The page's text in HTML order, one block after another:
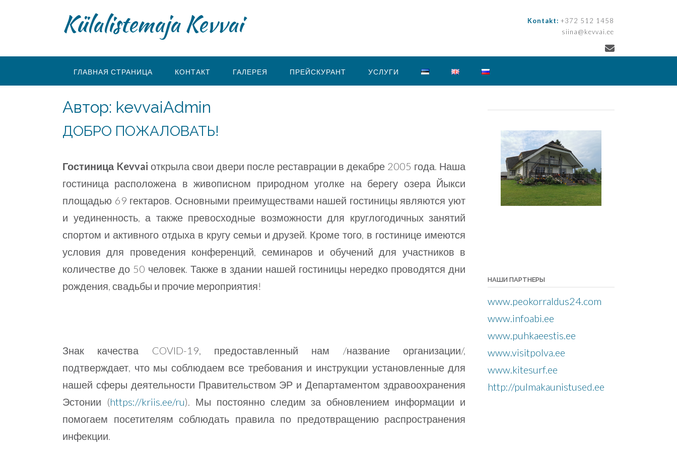
Külalistemaja Kevvai Kontakt: +372 512 1458
siina@kevvai.ee
ГЛАВНАЯ СТРАНИЦА КОНТАКТ ГАЛЕРЕЯ ПРЕЙСКУРАНТ УСЛУГИ
Автор: kevvaiAdmin
ДОБРО ПОЖАЛОВАТЬ!
Гостиница Kevvai открыла свои двери после реставрации в декабре 2005 года. Наша
гостиница расположена в живописном природном уголке на берегу озера Йыкси
площадью 69 гектаров. Основными преимуществами нашей гостиницы являются уют
и уединенность, а также превосходные возможности для круглогодичных занятий
спортом и активного отдыха в кругу семьи и друзей. Кроме того, в гостинице имеются
условия для проведения конференций, семинаров и обучений для участников в
количестве до 50 человек. Также в здании нашей гостиницы нередко проводятся дни
рождения, свадьбы и прочие мероприятия!
Знак качества COVID-19, предоставленный нам /название организации/,
подтверждает, что мы соблюдаем все требования и инструкции установленные для
нашей сферы деятельности Правительством ЭР и Департаментом здравоохранения
Эстонии (https://kriis.ee/ru). Мы постоянно следим за обновлением информации и
помогаем посетителям соблюдать правила по предотвращению распространения
инфекции.
НАШИ ПАРТНЕРЫ
www.peokorraldus24.com
www.infoabi.ee
www.puhkaeestis.ee
www.visitpolva.ee
www.kitesurf.ee
http://pulmakaunistused.ee